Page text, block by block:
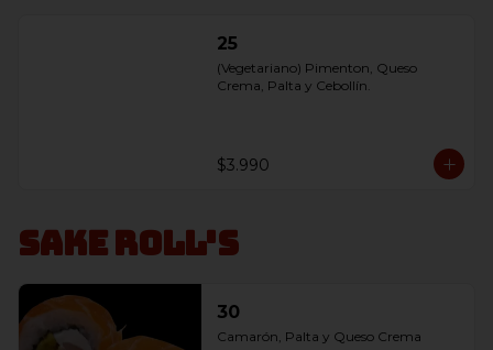
25
(Vegetariano) Pimenton, Queso
Crema, Palta y Cebollín.
$3.990
Sake Roll's
30
Camarón, Palta y Queso Crema